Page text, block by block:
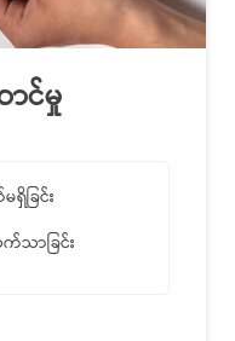
င်မှု
ခြင်း
သာခြင်း